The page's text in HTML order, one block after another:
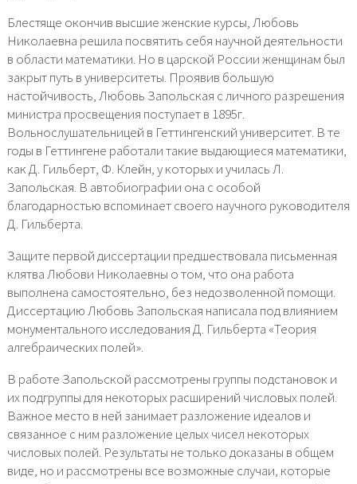
Блестяще окончив высшие женские курсы, Любовь
Николаевна решила посвятить себя научной деятельности
в области математики. Но в царской России женщинам был
закрыт путь в университеты. Проявив большую
настойчивость, Любовь Запольская с личного разрешения
министра просвещения поступает в 1895г.
Вольнослушательницей в Геттингенский университет. В те
годы в Геттингене работали такие выдающиеся математики,
как Д. Гильберт, Ф. Клейн, у которых и училась Л.
Запольская. В автобиографии она с особой
благодарностью вспоминает своего научного руководителя
Д. Гильберта.
Защите первой диссертации предшествовала письменная
клятва Любови Николаевны о том, что она работа
выполнена самостоятельно, без недозволенной помощи.
Диссертацию Любовь Запольская написала под влиянием
монументального исследования Д. Гильберта «Теория
алгебраических полей».
В работе Запольской рассмотрены группы подстановок и
их подгруппы для некоторых расширений числовых полей.
Важное место в ней занимает разложение идеалов и
связанное с ним разложение целых чисел некоторых
числовых полей. Результаты не только доказаны в общем
виде, но и рассмотрены все возможные случаи, которые